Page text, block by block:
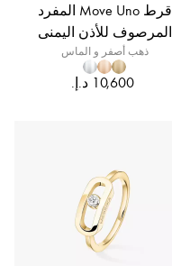
قرط Move Uno المفرد
المرصوف للأذن اليمنى
ذهب أصفر و الماس